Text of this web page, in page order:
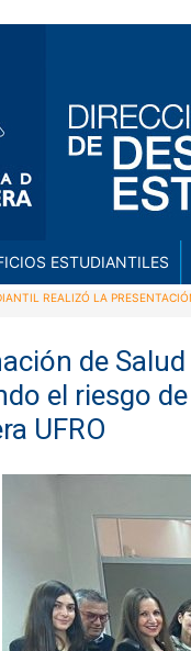
ESTUDIANTILES
REALIZÓ LA
de
el riesgo
UFRO